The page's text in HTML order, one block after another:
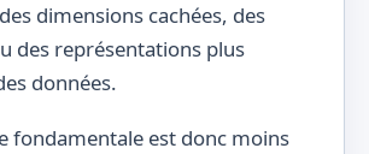
dimensions cachées, des
des représentations plus
données.
fondamentale est donc moins